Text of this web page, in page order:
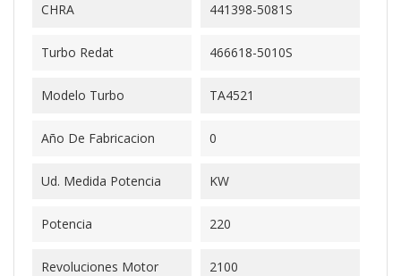
CHRA 441398-5081S
Turbo Redat 466618-5010S
Modelo Turbo TA4521
Año De Fabricacion 0
Ud. Medida Potencia KW
Potencia 220
Revoluciones Motor 2100